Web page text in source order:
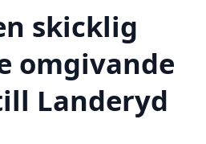
skicklig
omgivande
Landeryd